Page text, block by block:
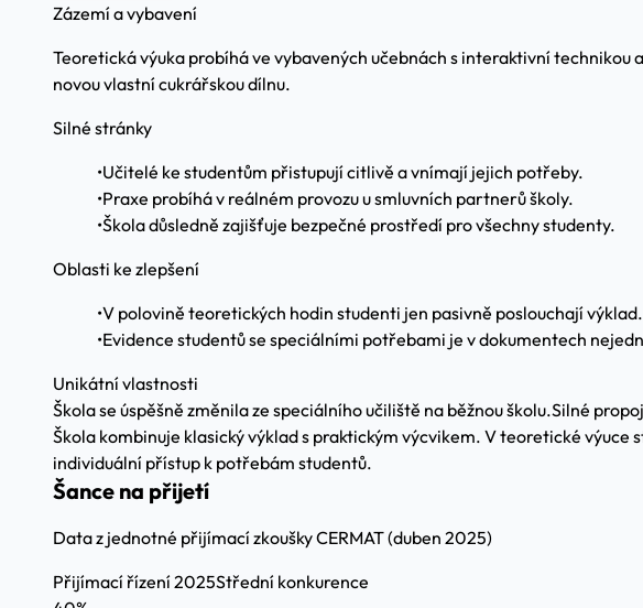
Zázemí a vybavení
Teoretická výuka probíhá ve vybavených učebnách s interaktivní
novou vlastní cukrářskou dílnu.
Silné stránky
•Učitelé ke studentům přistupují citlivě a vnímají jejich potřeby.
•Praxe probíhá v reálném provozu u smluvních partnerů školy.
•Škola důsledně zajišťuje bezpečné prostředí pro všechny studenty.
Oblasti ke zlepšení
•V polovině teoretických hodin studenti jen pasivně poslouchají výklad.
•Evidence studentů se speciálními potřebami je v dokumentech
Unikátní vlastnosti
Škola se úspěšně změnila ze speciálního učiliště na běžnou školu.Silné
Škola kombinuje klasický výklad s praktickým výcvikem. V teoretické
individuální přístup k potřebám studentů.
Šance na přijetí
Data z jednotné přijímací zkoušky CERMAT (duben 2025)
Přijímací řízení 2025Střední konkurence